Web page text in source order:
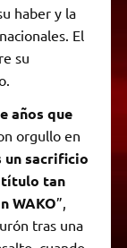
haber y la
El
su
años que
orgullo en
un sacrificio
título tan
WAKO”,
tras una